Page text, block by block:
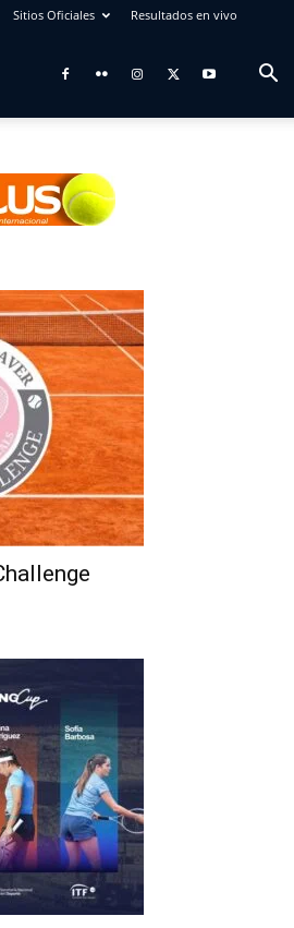
Sitios Oficiales Resultados en vivo